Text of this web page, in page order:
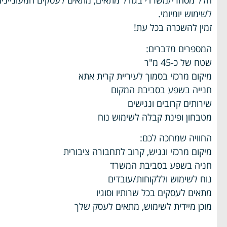
לשימוש יומיומי.
זמין להשכרה בכל עת!
המספרים מדברים:
שטח של כ-45 מ"ר
מיקום מרכזי בסמוך לעיריית קרית אתא
חנייה בשפע בסביבת המקום
שירותים קרובים ונגישים
מטבחון ופינת קבלה לשימוש נוח
החוויה שמחכה לכם:
מיקום מרכזי ונגיש, קרוב לתחבורה ציבורית
חניה בשפע בסביבת המשרד
נוח לשימוש וללקוחות/עובדים
מתאים לעסקים בכל שרותיו וסוגיו
מוכן מיידית לשימוש, מתאים לעסק שלך